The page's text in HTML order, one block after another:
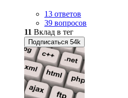
13 ответов
39 вопросов
11 Вклад в тег
Подписаться 54k